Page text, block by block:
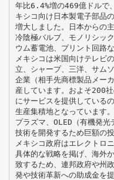
年比6.4%増の469億ドルで
キシコ向け日本製電子部品
増大しました。日本からの
冷陰極バルブ、モノリシッ
ウム蓄電池、プリント回路な
メキシコは米国向けテレビ
立、シャープ、三洋、サム
企業（相手先商標製品メー
産しています。およそ200
にサービスを提供している
生産集積地となっています
プラズマ、OLED（有機発
技術を開発するため巨額の
メキシコ政府はエレクトロ
具体的な戦略を掲げ、海外
致するため、連邦政府や州
発や技術革新への助成金を